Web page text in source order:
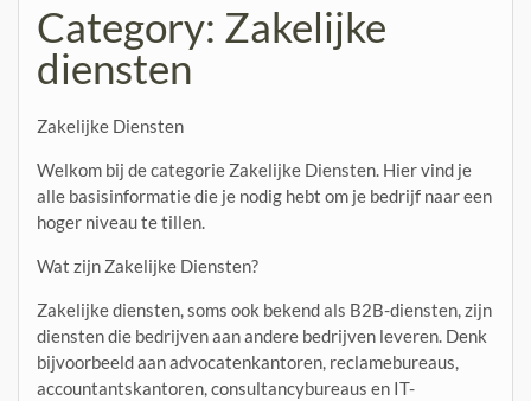
Category: Zakelijke
diensten
Zakelijke Diensten
Welkom bij de categorie Zakelijke Diensten. Hier vind je
alle basisinformatie die je nodig hebt om je bedrijf naar een
hoger niveau te tillen.
Wat zijn Zakelijke Diensten?
Zakelijke diensten, soms ook bekend als B2B-diensten, zijn
diensten die bedrijven aan andere bedrijven leveren. Denk
bijvoorbeeld aan advocatenkantoren, reclamebureaus,
accountantskantoren, consultancybureaus en IT-